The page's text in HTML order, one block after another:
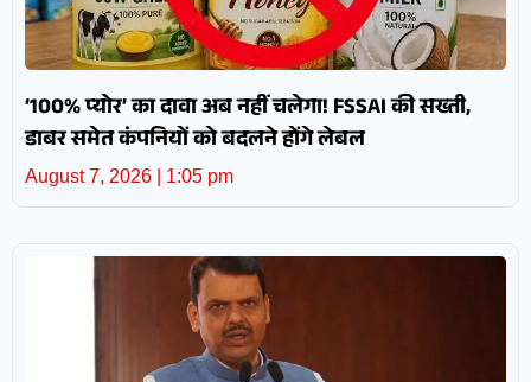
‘100% प्योर’ का दावा अब नहीं चलेगा! FSSAI की सख्ती,
डाबर समेत कंपनियों को बदलने होंगे लेबल
August 7, 2026 1:05 pm